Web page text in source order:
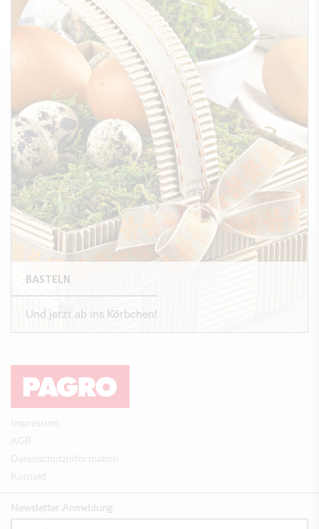
BASTELN
Und jetzt ab ins Körbchen!
Impressum
AGB
Datenschutzinformation
Kontakt
Newsletter Anmeldung